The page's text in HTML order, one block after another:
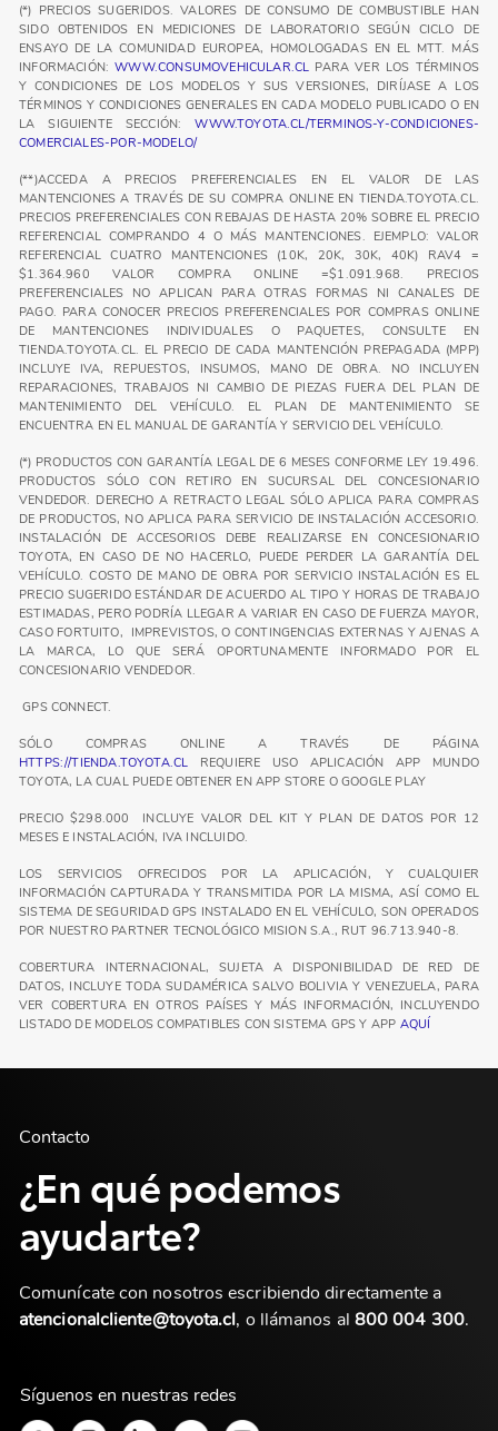
(*) PRECIOS SUGERIDOS. VALORES DE CONSUMO DE COMBUSTIBLE HAN
SIDO OBTENIDOS EN MEDICIONES DE LABORATORIO SEGÚN CICLO DE
ENSAYO DE LA COMUNIDAD EUROPEA, HOMOLOGADAS EN EL MTT. MÁS
INFORMACIÓN:WWW.CONSUMOVEHICULAR.CL PARA VER LOS TÉRMINOS
Y CONDICIONES DE LOS MODELOS Y SUS VERSIONES, DIRÍJASE A LOS
TÉRMINOS Y CONDICIONES GENERALES EN CADA MODELO PUBLICADO O EN
LA SIGUIENTE SECCIÓN:WWW.TOYOTA.CL/TERMINOS-Y-CONDICIONES-
COMERCIALES-POR-MODELO/
(**)ACCEDA A PRECIOS PREFERENCIALES EN EL VALOR DE LAS
MANTENCIONES A TRAVÉS DE SU COMPRA ONLINE EN TIENDA.TOYOTA.CL.
PRECIOS PREFERENCIALES CON REBAJAS DE HASTA 20% SOBRE EL PRECIO
REFERENCIAL COMPRANDO 4 O MÁS MANTENCIONES. EJEMPLO: VALOR
REFERENCIAL CUATRO MANTENCIONES (10K, 20K, 30K, 40K) RAV4 =
$1.364.960 VALOR COMPRA ONLINE =$1.091.968. PRECIOS
PREFERENCIALES NO APLICAN PARA OTRAS FORMAS NI CANALES DE
PAGO. PARA CONOCER PRECIOS PREFERENCIALES POR COMPRAS ONLINE
DE MANTENCIONES INDIVIDUALES O PAQUETES, CONSULTE EN
TIENDA.TOYOTA.CL. EL PRECIO DE CADA MANTENCIÓN PREPAGADA (MPP)
INCLUYE IVA, REPUESTOS, INSUMOS, MANO DE OBRA. NO INCLUYEN
REPARACIONES, TRABAJOS NI CAMBIO DE PIEZAS FUERA DEL PLAN DE
MANTENIMIENTO DEL VEHÍCULO. EL PLAN DE MANTENIMIENTO SE
ENCUENTRA EN EL MANUAL DE GARANTÍA Y SERVICIO DEL VEHÍCULO.
(*) PRODUCTOS CON GARANTÍA LEGAL DE 6 MESES CONFORME LEY 19.496.
PRODUCTOS SÓLO CON RETIRO EN SUCURSAL DEL CONCESIONARIO
VENDEDOR. DERECHO A RETRACTO LEGAL SÓLO APLICA PARA COMPRAS
DE PRODUCTOS, NO APLICA PARA SERVICIO DE INSTALACIÓN ACCESORIO.
INSTALACIÓN DE ACCESORIOS DEBE REALIZARSE EN CONCESIONARIO
TOYOTA, EN CASO DE NO HACERLO, PUEDE PERDER LA GARANTÍA DEL
VEHÍCULO. COSTO DE MANO DE OBRA POR SERVICIO INSTALACIÓN ES EL
PRECIO SUGERIDO ESTÁNDAR DE ACUERDO AL TIPO Y HORAS DE TRABAJO
ESTIMADAS, PERO PODRÍA LLEGAR A VARIAR EN CASO DE FUERZA MAYOR,
CASO FORTUITO, IMPREVISTOS, O CONTINGENCIAS EXTERNAS Y AJENAS A
LA MARCA, LO QUE SERÁ OPORTUNAMENTE INFORMADO POR EL
CONCESIONARIO VENDEDOR.
GPS CONNECT.
SÓLO COMPRAS ONLINE A TRAVÉS DE PÁGINA
HTTPS://TIENDA.TOYOTA.CL REQUIERE USO APLICACIÓN APP MUNDO
TOYOTA, LA CUAL PUEDE OBTENER EN APP STORE O GOOGLE PLAY
PRECIO $298.000 INCLUYE VALOR DEL KIT Y PLAN DE DATOS POR 12
MESES E INSTALACIÓN, IVA INCLUIDO.
LOS SERVICIOS OFRECIDOS POR LA APLICACIÓN, Y CUALQUIER
INFORMACIÓN CAPTURADA Y TRANSMITIDA POR LA MISMA, ASÍ COMO EL
SISTEMA DE SEGURIDAD GPS INSTALADO EN EL VEHÍCULO, SON OPERADOS
POR NUESTRO PARTNER TECNOLÓGICO MISION S.A., RUT 96.713.940-8.
COBERTURA INTERNACIONAL, SUJETA A DISPONIBILIDAD DE RED DE
DATOS, INCLUYE TODA SUDAMÉRICA SALVO BOLIVIA Y VENEZUELA, PARA
VER COBERTURA EN OTROS PAÍSES Y MÁS INFORMACIÓN, INCLUYENDO
LISTADO DE MODELOS COMPATIBLES CON SISTEMA GPS Y APP AQUÍ
Contacto
¿En qué podemos
ayudarte?
Comunícate con nosotros escribiendo directamente a
atencionalcliente@toyota.cl, o llámanos al 800 004 300.
Síguenos en nuestras redes